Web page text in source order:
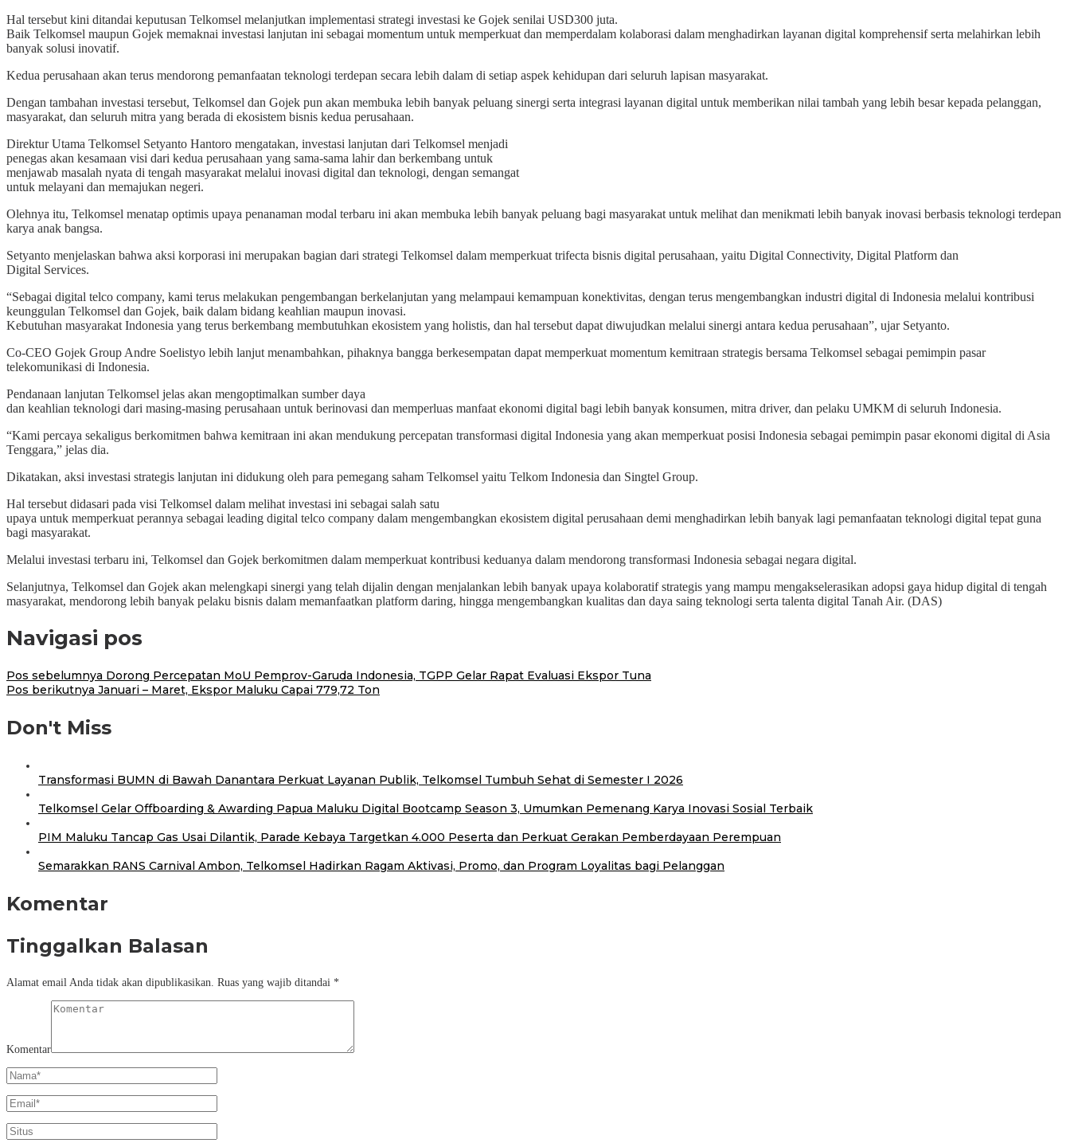
Hal tersebut kini ditandai keputusan Telkomsel melanjutkan implementasi strategi investasi ke Gojek senilai USD300 juta.
Baik Telkomsel maupun Gojek memaknai investasi lanjutan ini sebagai momentum untuk memperkuat dan memperdalam kolaborasi dalam menghadirkan layanan digital komprehensif serta melahirkan lebih
banyak solusi inovatif.
Kedua perusahaan akan terus mendorong pemanfaatan teknologi terdepan secara lebih dalam di setiap aspek kehidupan dari seluruh lapisan masyarakat.
Dengan tambahan investasi tersebut, Telkomsel dan Gojek pun akan membuka lebih banyak peluang sinergi serta integrasi layanan digital untuk memberikan nilai tambah yang lebih besar kepada pelanggan,
masyarakat, dan seluruh mitra yang berada di ekosistem bisnis kedua perusahaan.
Direktur Utama Telkomsel Setyanto Hantoro mengatakan, investasi lanjutan dari Telkomsel menjadi
penegas akan kesamaan visi dari kedua perusahaan yang sama-sama lahir dan berkembang untuk
menjawab masalah nyata di tengah masyarakat melalui inovasi digital dan teknologi, dengan semangat
untuk melayani dan memajukan negeri.
Olehnya itu, Telkomsel menatap optimis upaya penanaman modal terbaru ini akan membuka lebih banyak peluang bagi masyarakat untuk melihat dan menikmati lebih banyak inovasi berbasis teknologi terdepan
karya anak bangsa.
Setyanto menjelaskan bahwa aksi korporasi ini merupakan bagian dari strategi Telkomsel dalam memperkuat trifecta bisnis digital perusahaan, yaitu Digital Connectivity, Digital Platform dan
Digital Services.
“Sebagai digital telco company, kami terus melakukan pengembangan berkelanjutan yang melampaui kemampuan konektivitas, dengan terus mengembangkan industri digital di Indonesia melalui kontribusi
keunggulan Telkomsel dan Gojek, baik dalam bidang keahlian maupun inovasi.
Kebutuhan masyarakat Indonesia yang terus berkembang membutuhkan ekosistem yang holistis, dan hal tersebut dapat diwujudkan melalui sinergi antara kedua perusahaan”, ujar Setyanto.
Co-CEO Gojek Group Andre Soelistyo lebih lanjut menambahkan, pihaknya bangga berkesempatan dapat memperkuat momentum kemitraan strategis bersama Telkomsel sebagai pemimpin pasar
telekomunikasi di Indonesia.
Pendanaan lanjutan Telkomsel jelas akan mengoptimalkan sumber daya
dan keahlian teknologi dari masing-masing perusahaan untuk berinovasi dan memperluas manfaat ekonomi digital bagi lebih banyak konsumen, mitra driver, dan pelaku UMKM di seluruh Indonesia.
“Kami percaya sekaligus berkomitmen bahwa kemitraan ini akan mendukung percepatan transformasi digital Indonesia yang akan memperkuat posisi Indonesia sebagai pemimpin pasar ekonomi digital di Asia
Tenggara,” jelas dia.
Dikatakan, aksi investasi strategis lanjutan ini didukung oleh para pemegang saham Telkomsel yaitu Telkom Indonesia dan Singtel Group.
Hal tersebut didasari pada visi Telkomsel dalam melihat investasi ini sebagai salah satu
upaya untuk memperkuat perannya sebagai leading digital telco company dalam mengembangkan ekosistem digital perusahaan demi menghadirkan lebih banyak lagi pemanfaatan teknologi digital tepat guna
bagi masyarakat.
Melalui investasi terbaru ini, Telkomsel dan Gojek berkomitmen dalam memperkuat kontribusi keduanya dalam mendorong transformasi Indonesia sebagai negara digital.
Selanjutnya, Telkomsel dan Gojek akan melengkapi sinergi yang telah dijalin dengan menjalankan lebih banyak upaya kolaboratif strategis yang mampu mengakselerasikan adopsi gaya hidup digital di tengah
masyarakat, mendorong lebih banyak pelaku bisnis dalam memanfaatkan platform daring, hingga mengembangkan kualitas dan daya saing teknologi serta talenta digital Tanah Air. (DAS)
Navigasi pos
Pos sebelumnya Dorong Percepatan MoU Pemprov-Garuda Indonesia, TGPP Gelar Rapat Evaluasi Ekspor Tuna
Pos berikutnya Januari – Maret, Ekspor Maluku Capai 779,72 Ton
Don't Miss
Transformasi BUMN di Bawah Danantara Perkuat Layanan Publik, Telkomsel Tumbuh Sehat di Semester I 2026
Telkomsel Gelar Offboarding & Awarding Papua Maluku Digital Bootcamp Season 3, Umumkan Pemenang Karya Inovasi Sosial Terbaik
PIM Maluku Tancap Gas Usai Dilantik, Parade Kebaya Targetkan 4.000 Peserta dan Perkuat Gerakan Pemberdayaan Perempuan
Semarakkan RANS Carnival Ambon, Telkomsel Hadirkan Ragam Aktivasi, Promo, dan Program Loyalitas bagi Pelanggan
Komentar
Tinggalkan Balasan
Alamat email Anda tidak akan dipublikasikan. Ruas yang wajib ditandai *
Komentar